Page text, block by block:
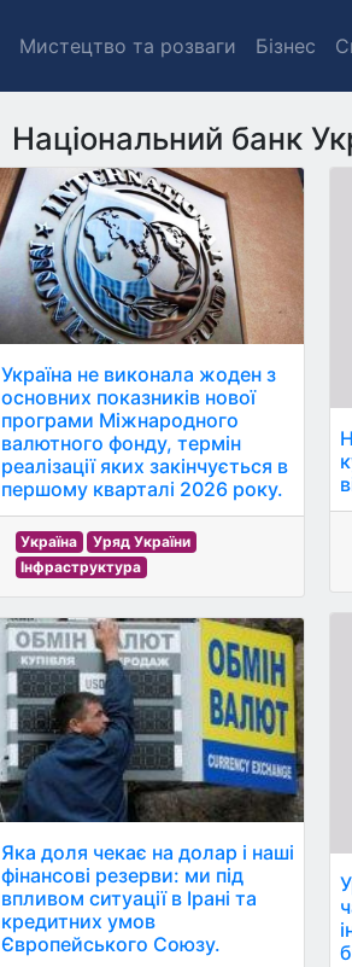
Мистецтво та розваги Бізнес
Національний банк
Україна не виконала жоден з
основних показників нової
програми Міжнародного
валютного фонду, термін
реалізації яких закінчується в
першому кварталі 2026 року.
Україна
Уряд України
Інфраструктура
Яка доля чекає на долар і наші
фінансові резерви: ми під
впливом ситуації в Ірані та
кредитних умов
Європейського Союзу.